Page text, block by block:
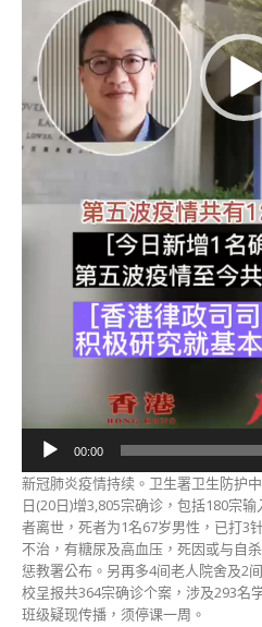
多
者
离
世〉
00:00
新冠肺炎疫情持续。卫生署卫生防护
日(20日)增3,805宗确诊，包括180宗
者离世，死者为1名67岁男性，已打3
不治，有糖尿及高血压，死因或与自
惩教署公布。另再多4间老人院舍及2
校呈报共364宗确诊个案，涉及293名
班级疑现传播，须停课一周。